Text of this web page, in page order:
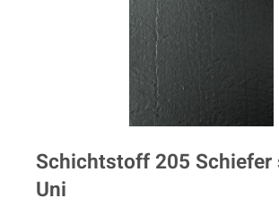
Schichtstoff 205 Schiefer
Uni